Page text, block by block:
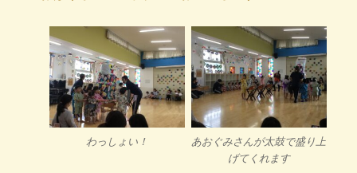
わっしょい！
あおぐみさんが太鼓で盛り上
げてくれます